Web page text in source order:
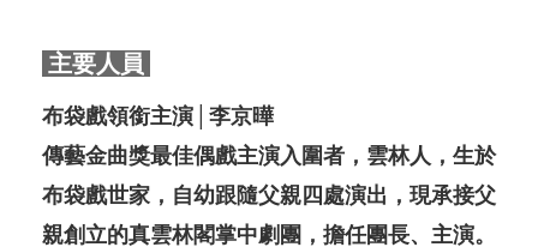
主要人員
布袋戲領銜主演│李京曄
傳藝金曲獎最佳偶戲主演入圍者，雲林人，生於
布袋戲世家，自幼跟隨父親四處演出，現承接父
親創立的真雲林閣掌中劇團，擔任團長、主演。